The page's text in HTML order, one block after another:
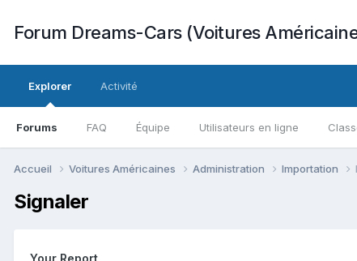
Forum Dreams-Cars (Voitures
Explorer
Forums FAQ Équipe Utilisateurs en ligne
Activité
Accueil Voitures Américaines Administration Importation
Signaler
Your Report